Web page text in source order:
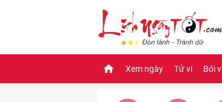
Xem ngày Tử vi Bói